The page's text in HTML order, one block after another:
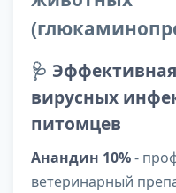
🩺
вирусных
питомцев
Анандин 10%-
ветеринарный